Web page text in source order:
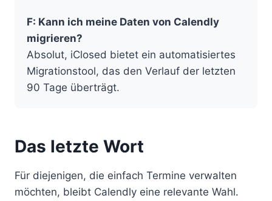
F: Kann ich meine Daten von Calendly
migrieren?
Absolut, iClosed bietet ein automatisiertes
Migrationstool, das den Verlauf der letzten
90 Tage überträgt.
Das letzte Wort
Für diejenigen, die einfach Termine verwalten
möchten, bleibt Calendly eine relevante Wahl.